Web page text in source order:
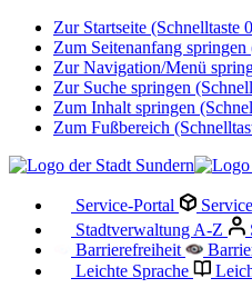
Zur Startseite (Schnelltaste
Zum Seitenanfang
Zur Navigation/Menü
Zur Suche springen
Zum Inhalt springen
Zum Fußbereich
Service-Portal
Stadtverwaltung A-Z
Barrierefreiheit
Leichte Sprache